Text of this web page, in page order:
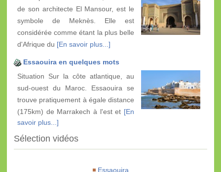
de son architecte El Mansour, est le
symbole de Meknès. Elle est
considérée comme étant la plus belle
d'Afrique du [En savoir plus...]
Essaouira en quelques mots
Situation Sur la côte atlantique, au
sud-ouest du Maroc. Essaouira se
trouve pratiquement à égale distance
(175km) de Marrakech à l'est et [En
savoir plus...]
Sélection vidéos
Essaouira